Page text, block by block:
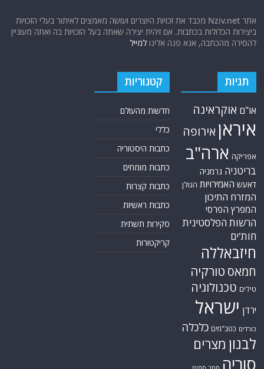
הרשות הפלסטינית
חות'ים
חיזבאללה
טילים טכנולוגיה
ירדן ישראל
כורדים כטב"מים
לבנוןמצרים
סוריה
סייבר סין סיני
סעודיהעזה
עירק צבא סוריה חופשי
צרפת קונייטרה
קורונה
רוסיה רפואה
שיעים תוכנית הגרעין
תימן
סקירות תשתית
קריקטורות